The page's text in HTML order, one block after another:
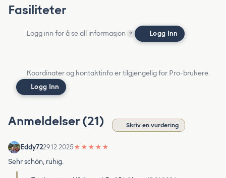
Fasiliteter
Logg inn for å se all informasjon ? Logg Inn
Koordinater og kontaktinfo er tilgjengelig for Pro-brukere.
Logg Inn
Anmeldelser (21) Skriv en vurdering
Eddy7229.12.2025★ ★ ★ ★ ★
Sehr schön, ruhig.